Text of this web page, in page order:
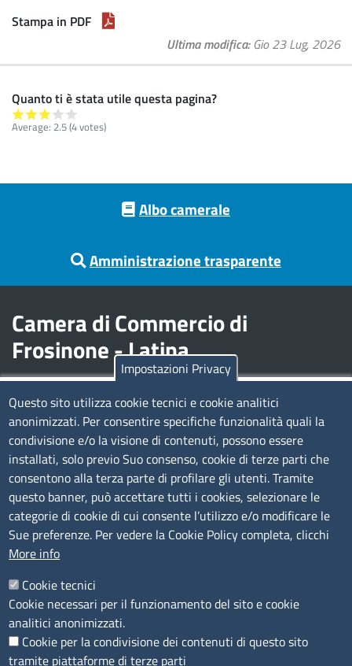
Stampa in PDF
Ultima modifica Gio 23 Lug, 2026
Quanto ti è stata utile questa pagina?
Average: 2.5(4votes)
Albo camerale
Amministrazione trasparente
Camera di Commercio di
Frosinone - Latina
Contatti
Sede Legale di Latina: Viale Umberto I, 80 - 04100 (LT)
tel. 0773/6721
Sede di Frosinone: Via Alcide De Gasperi, 1 - 03100 (FR)
tel. 0775/2751
Peccciaa@pec.frlt.camcom.it
Ufficio relazioni con il pubblico
Codice Fiscale e Partita Iva: 02957560598
Codice univoco ufficio fatt.elettronica: 1TOEDU
Impostazioni Privacy
Questo sito utilizza cookie tecnici e cookie analitici
anonimizzati. Per consentire specifiche funzionalità quali la
condivisione e/o la visione di contenuti, possono essere
installati, solo previo Suo consenso, cookie di terze parti che
consentono alla terza parte di profilare gli utenti. Tramite
questo banner, può accettare tutti i cookies, selezionare le
categorie di cookie di cui consente l’utilizzo e/o modificare le
Sue preferenze. Per vedere la Cookie Policy completa, clicchi
More info
Cookie tecnici
Cookie necessari per il funzionamento del sito e cookie
analitici anonimizzati.
Cookie per la condivisione dei contenuti di questo sito
tramite piattaforme di terze parti